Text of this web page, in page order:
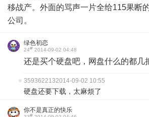
移战产。外面的骂声一片全给115果断
公司。
绿色初恋
24# 2014-09-02 04:48
还是买个硬盘吧，网盘什么的都几
3593622132014-09-02 10:55
硬盘还要下载，太麻烦了
你不是真正的快乐
#